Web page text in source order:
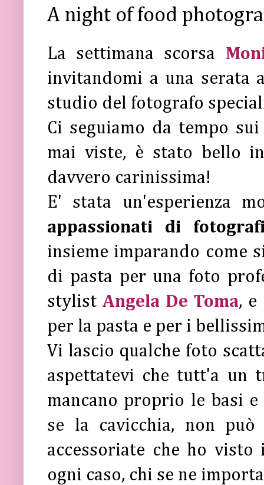
A night of food
La settimana scorsa
invitandomi a una serata
studio del fotografo
Ci seguiamo da tempo
mai viste, è stato bello
davvero carinissima!
E' stata un'esperienza
appassionati di
insieme imparando come
di pasta per una foto
stylistAngela De Toma, e
per la pasta e per i
Vi lascio qualche foto
aspettatevi che tutt'a un
mancano proprio le basi
se la cavicchia, non
accessoriate che ho
ogni caso, chi se ne